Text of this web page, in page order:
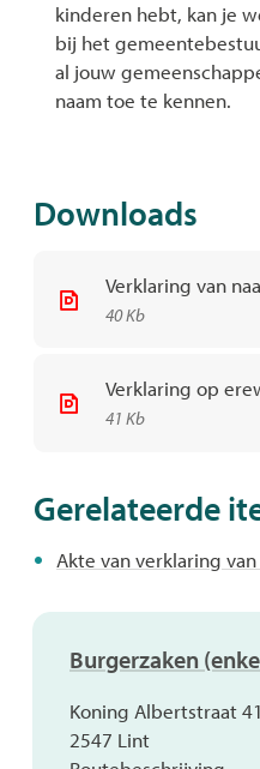
kinderen hebt, kan je
bij het
al jouw
naam toe te kennen.
Downloads
Verklaring van
40 Kb
Verklaring op
41 Kb
Gerelateerde
Akte van verklaring
Contact
Burgerzaken
Adres
Koning Albertstraat 41
,2547 Lint